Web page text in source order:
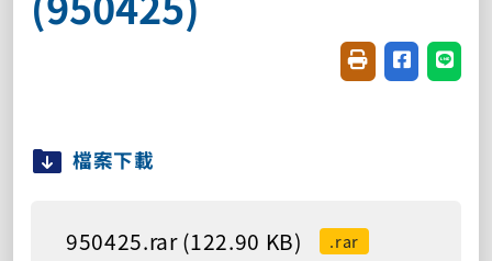
友善列印(開新視
分享至臉書
分享
檔案下載
950425.rar (122.90 KB) .rar